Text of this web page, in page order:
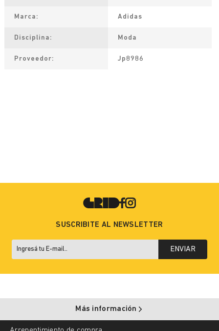
Marca Adidas
Disciplina Moda
Proveedor Jp8986
SUSCRIBITE AL NEWSLETTER
ENVIAR
Más información